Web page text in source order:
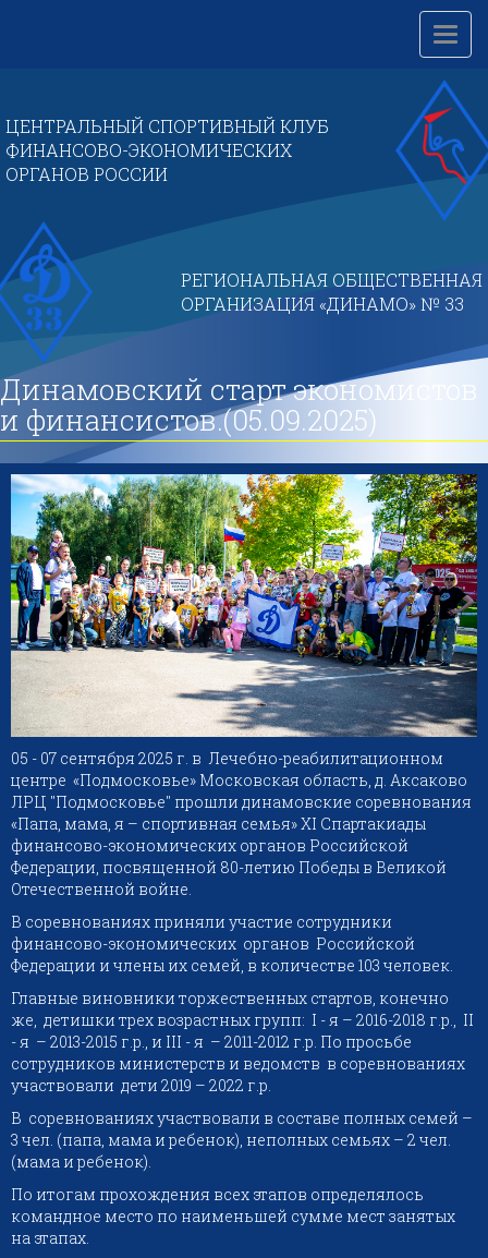
ЦЕНТРАЛЬНЫЙ СПОРТИВНЫЙ КЛУБ
ФИНАНСОВО-ЭКОНОМИЧЕСКИХ
ОРГАНОВ РОССИИ
РЕГИОНАЛЬНАЯ ОБЩЕСТВЕННАЯ
ОРГАНИЗАЦИЯ «ДИНАМО» № 33
Динамовский старт экономистов
и финансистов.(05.09.2025)
05 - 07 сентября 2025 г. в Лечебно-реабилитационном
центре «Подмосковье» Московская область, д. Аксаково
ЛРЦ "Подмосковье" прошли динамовские соревнования
«Папа, мама, я – спортивная семья» ХI Спартакиады
финансово-экономических органов Российской
Федерации, посвященной 80-летию Победы в Великой
Отечественной войне.
В соревнованиях приняли участие сотрудники
финансово-экономических органов Российской
Федерации и члены их семей, в количестве 103 человек.
Главные виновники торжественных стартов, конечно
же, детишки трех возрастных групп: I - я – 2016-2018 г.р., II
- я – 2013-2015 г.р., и III - я – 2011-2012 г.р. По просьбе
сотрудников министерств и ведомств в соревнованиях
участвовали дети 2019 – 2022 г.р.
В соревнованиях участвовали в составе полных семей –
3 чел. (папа, мама и ребенок), неполных семьях – 2 чел.
(мама и ребенок).
По итогам прохождения всех этапов определялось
командное место по наименьшей сумме мест занятых
на этапах.